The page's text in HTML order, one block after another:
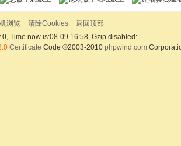
浏览 清除Cookies
返回顶部
Time now is:08-09 16:58, Gzip disabled:
Certificate Code ©2003-2010 phpwind.com